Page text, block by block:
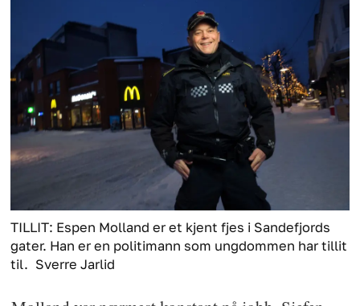
TILLIT: Espen Molland er et kjent fjes i Sandefjords
gater. Han er en politimann som ungdommen har tillit
til. Sverre Jarlid